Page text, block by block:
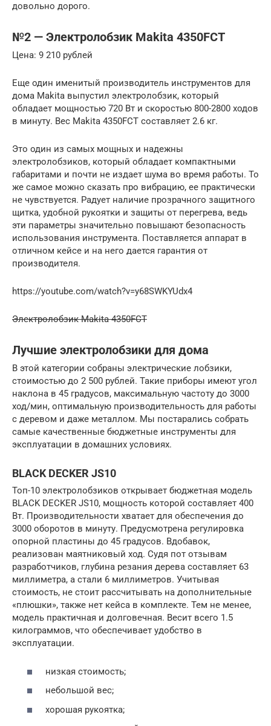
довольно дорого.
№2 — Электролобзик Makita 4350FCT
Цена: 9 210 рублей
Еще один именитый производитель инструментов для
дома Makita выпустил электролобзик, который
обладает мощностью 720 Вт и скоростью 800-2800 ходов
в минуту. Вес Makita 4350FCT составляет 2.6 кг.
Это один из самых мощных и надежны
электролобзиков, который обладает компактными
габаритами и почти не издает шума во время работы. То
же самое можно сказать про вибрацию, ее практически
не чувствуется. Радует наличие прозрачного защитного
щитка, удобной рукоятки и защиты от перегрева, ведь
эти параметры значительно повышают безопасность
использования инструмента. Поставляется аппарат в
отличном кейсе и на него дается гарантия от
производителя.
https://youtube.com/watch?v=y68SWKYUdx4
Электролобзик Makita 4350FCT
Лучшие электролобзики для дома
В этой категории собраны электрические лобзики,
стоимостью до 2 500 рублей. Такие приборы имеют угол
наклона в 45 градусов, максимальную частоту до 3000
ход/мин, оптимальную производительность для работы
с деревом и даже металлом. Мы постарались собрать
самые качественные бюджетные инструменты для
эксплуатации в домашних условиях.
BLACK DECKER JS10
Топ-10 электролобзиков открывает бюджетная модель
BLACK DECKER JS10, мощность которой составляет 400
Вт. Производительности хватает для обеспечения до
3000 оборотов в минуту. Предусмотрена регулировка
опорной пластины до 45 градусов. Вдобавок,
реализован маятниковый ход. Судя пот отзывам
разработчиков, глубина резания дерева составляет 63
миллиметра, а стали 6 миллиметров. Учитывая
стоимость, не стоит рассчитывать на дополнительные
«плюшки», также нет кейса в комплекте. Тем не менее,
модель практичная и долговечная. Весит всего 1.5
килограммов, что обеспечивает удобство в
эксплуатации.
низкая стоимость;
небольшой вес;
хорошая рукоятка;